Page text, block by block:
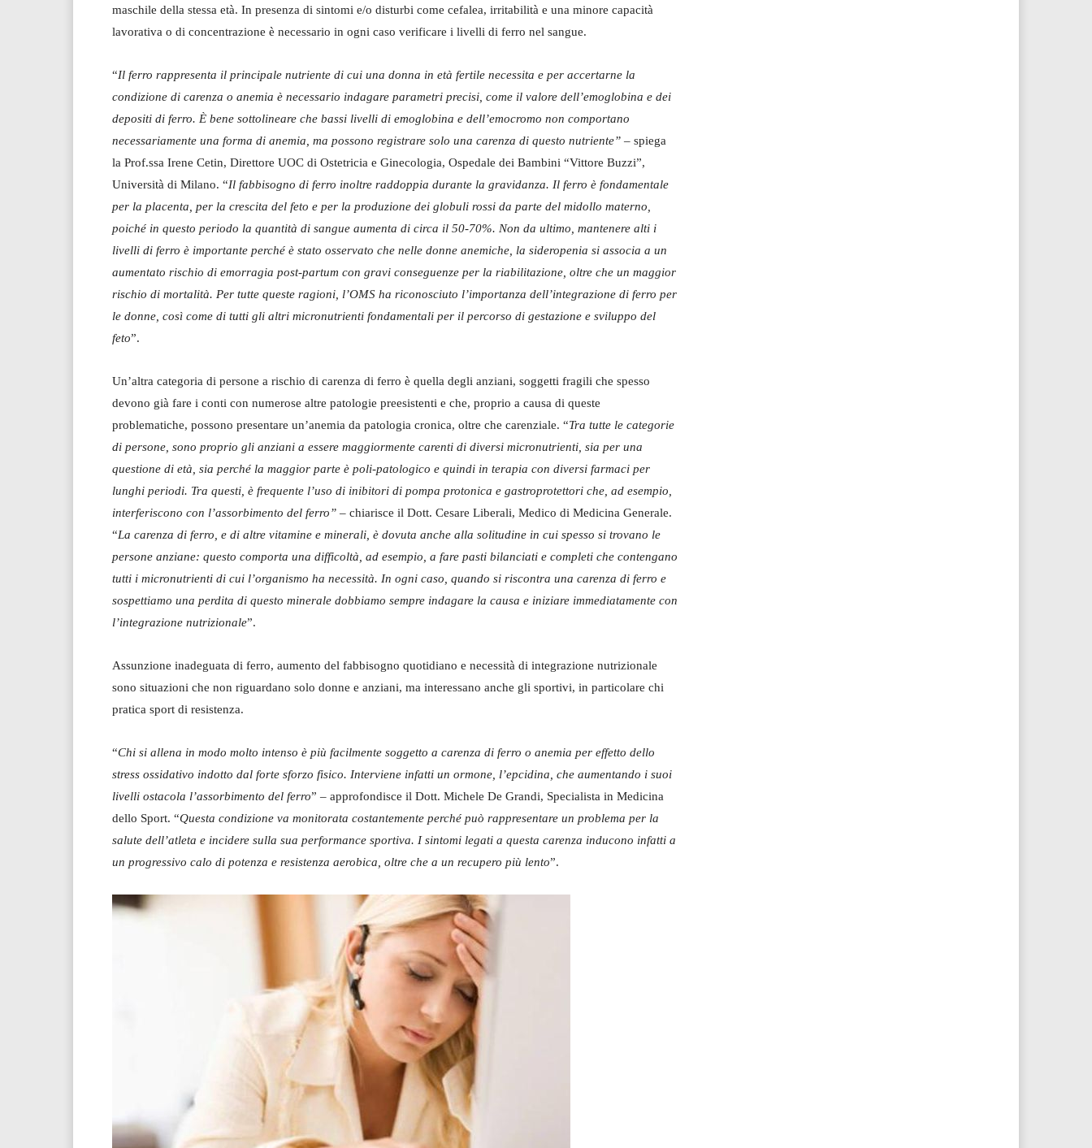
maschile della stessa età. In presenza di sintomi e/o disturbi come cefalea, irritabilità e una minore capacità
lavorativa o di concentrazione è necessario in ogni caso verificare i livelli di ferro nel sangue.
“Il ferro rappresenta il principale nutriente di cui una donna in età fertile necessita e per accertarne la
condizione di carenza o anemia è necessario indagare parametri precisi, come il valore dell’emoglobina e dei
depositi di ferro. È bene sottolineare che bassi livelli di emoglobina e dell’emocromo non comportano
necessariamente una forma di anemia, ma possono registrare solo una carenza di questo nutriente” – spiega
la Prof.ssa Irene Cetin, Direttore UOC di Ostetricia e Ginecologia, Ospedale dei Bambini “Vittore Buzzi”,
Università di Milano. “Il fabbisogno di ferro inoltre raddoppia durante la gravidanza. Il ferro è fondamentale
per la placenta, per la crescita del feto e per la produzione dei globuli rossi da parte del midollo materno,
poiché in questo periodo la quantità di sangue aumenta di circa il 50-70%. Non da ultimo, mantenere alti i
livelli di ferro è importante perché è stato osservato che nelle donne anemiche, la sideropenia si associa a un
aumentato rischio di emorragia post-partum con gravi conseguenze per la riabilitazione, oltre che un maggior
rischio di mortalità. Per tutte queste ragioni, l’OMS ha riconosciuto l’importanza dell’integrazione di ferro per
le donne, così come di tutti gli altri micronutrienti fondamentali per il percorso di gestazione e sviluppo del
feto”.
Un’altra categoria di persone a rischio di carenza di ferro è quella degli anziani, soggetti fragili che spesso
devono già fare i conti con numerose altre patologie preesistenti e che, proprio a causa di queste
problematiche, possono presentare un’anemia da patologia cronica, oltre che carenziale. “Tra tutte le categorie
di persone, sono proprio gli anziani a essere maggiormente carenti di diversi micronutrienti, sia per una
questione di età, sia perché la maggior parte è poli-patologico e quindi in terapia con diversi farmaci per
lunghi periodi. Tra questi, è frequente l’uso di inibitori di pompa protonica e gastroprotettori che, ad esempio,
interferiscono con l’assorbimento del ferro” – chiarisce il Dott. Cesare Liberali, Medico di Medicina Generale.
“La carenza di ferro, e di altre vitamine e minerali, è dovuta anche alla solitudine in cui spesso si trovano le
persone anziane: questo comporta una difficoltà, ad esempio, a fare pasti bilanciati e completi che contengano
tutti i micronutrienti di cui l’organismo ha necessità. In ogni caso, quando si riscontra una carenza di ferro e
sospettiamo una perdita di questo minerale dobbiamo sempre indagare la causa e iniziare immediatamente con
l’integrazione nutrizionale”.
Assunzione inadeguata di ferro, aumento del fabbisogno quotidiano e necessità di integrazione nutrizionale
sono situazioni che non riguardano solo donne e anziani, ma interessano anche gli sportivi, in particolare chi
pratica sport di resistenza.
“Chi si allena in modo molto intenso è più facilmente soggetto a carenza di ferro o anemia per effetto dello
stress ossidativo indotto dal forte sforzo fisico. Interviene infatti un ormone, l’epcidina, che aumentando i suoi
livelli ostacola l’assorbimento del ferro” – approfondisce il Dott. Michele De Grandi, Specialista in Medicina
dello Sport. “Questa condizione va monitorata costantemente perché può rappresentare un problema per la
salute dell’atleta e incidere sulla sua performance sportiva. I sintomi legati a questa carenza inducono infatti a
un progressivo calo di potenza e resistenza aerobica, oltre che a un recupero più lento”.